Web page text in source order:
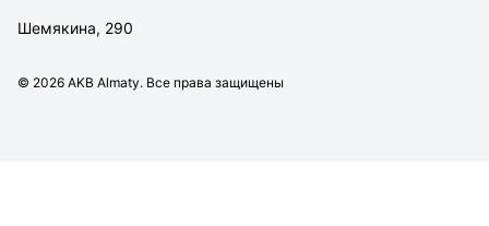
Шемякина, 290
© 2026 AKB Almaty. Все права защищены